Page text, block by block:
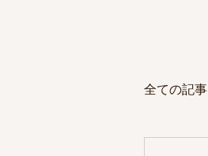
全ての記事